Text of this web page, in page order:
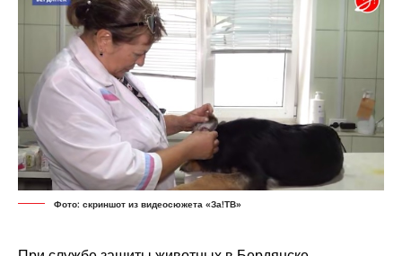
Фото: скриншот из видеосюжета «За!ТВ»